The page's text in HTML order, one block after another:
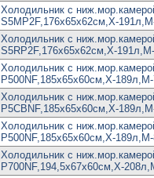
Холодильник с
S5MP2F,176х65х62см,Х-
Холодильник с
S5RP2F,176х65х62см,Х-
Холодильник с
P500NF,185х65х60см,Х-
Холодильник с
P5CBNF,185х65х60см,Х-
Холодильник с
P500NF,185х65х60см,Х-
Холодильник с
P700NF,194,5х67х60см,Х-